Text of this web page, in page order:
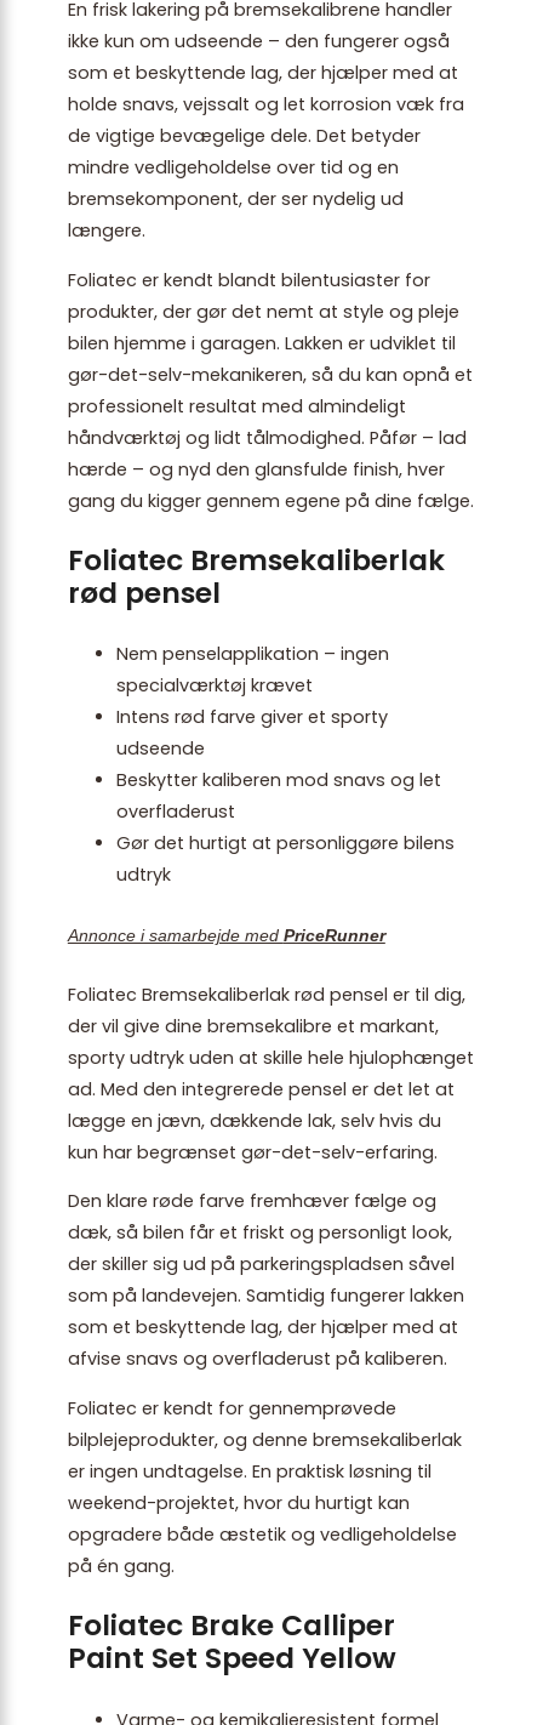
En frisk lakering på bremsekalibrene handler
ikke kun om udseende – den fungerer også
som et beskyttende lag, der hjælper med at
holde snavs, vejssalt og let korrosion væk fra
de vigtige bevægelige dele. Det betyder
mindre vedligeholdelse over tid og en
bremsekomponent, der ser nydelig ud
længere.
Foliatec er kendt blandt bilentusiaster for
produkter, der gør det nemt at style og pleje
bilen hjemme i garagen. Lakken er udviklet til
gør-det-selv-mekanikeren, så du kan opnå et
professionelt resultat med almindeligt
håndværktøj og lidt tålmodighed. Påfør – lad
hærde – og nyd den glansfulde finish, hver
gang du kigger gennem egene på dine fælge.
Foliatec Bremsekaliberlak
rød pensel
Nem penselapplikation – ingen
specialværktøj krævet
Intens rød farve giver et sporty
udseende
Beskytter kaliberen mod snavs og let
overfladerust
Gør det hurtigt at personliggøre bilens
udtryk
Annonce i samarbejde med PriceRunner
Foliatec Bremsekaliberlak rød pensel er til dig,
der vil give dine bremsekalibre et markant,
sporty udtryk uden at skille hele hjulophænget
ad. Med den integrerede pensel er det let at
lægge en jævn, dækkende lak, selv hvis du
kun har begrænset gør-det-selv-erfaring.
Den klare røde farve fremhæver fælge og
dæk, så bilen får et friskt og personligt look,
der skiller sig ud på parkeringspladsen såvel
som på landevejen. Samtidig fungerer lakken
som et beskyttende lag, der hjælper med at
afvise snavs og overfladerust på kaliberen.
Foliatec er kendt for gennemprøvede
bilplejeprodukter, og denne bremsekaliberlak
er ingen undtagelse. En praktisk løsning til
weekend-projektet, hvor du hurtigt kan
opgradere både æstetik og vedligeholdelse
på én gang.
Foliatec Brake Calliper
Paint Set Speed Yellow
Varme- og kemikalieresistent formel